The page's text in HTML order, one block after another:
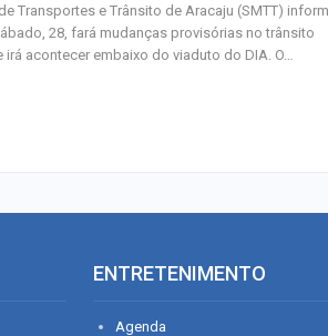
Transportes e Trânsito de Aracaju (SMTT)
28, fará mudanças provisórias no trânsito
acontecer embaixo do viaduto do DIA. O…
ENTRETENIMENTO
Agenda